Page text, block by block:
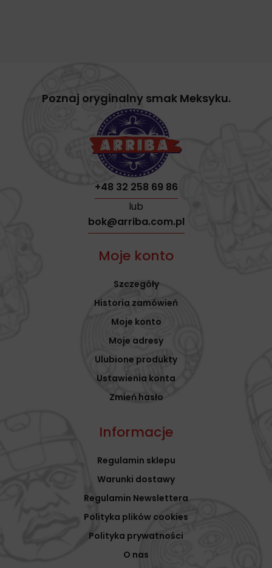
Poznaj oryginalny smak Meksyku.
+48 32 258 69 86
lub
bok@arriba.com.pl
Moje konto
Szczegóły
Historia zamówień
Moje konto
Moje adresy
Ulubione produkty
Ustawienia konta
Zmień hasło
Informacje
Regulamin sklepu
Warunki dostawy
Regulamin Newslettera
Polityka plików cookies
Polityka prywatności
O nas